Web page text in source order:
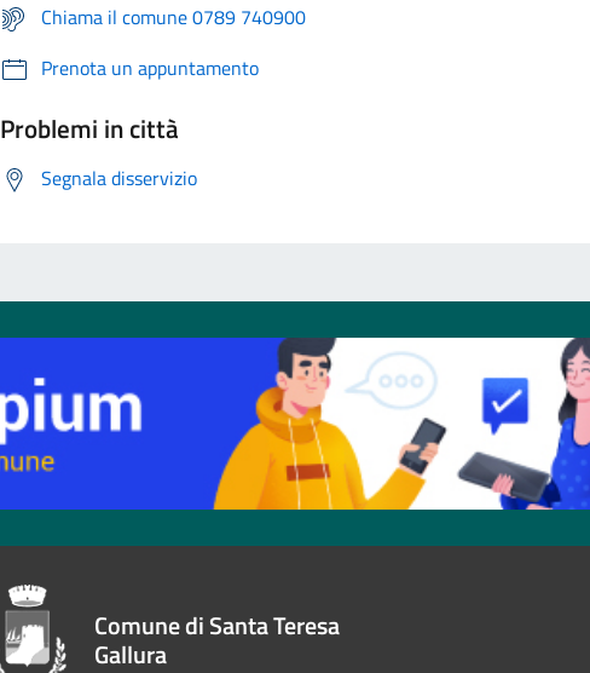
Chiama il comune 0789 740900
Prenota un appuntamento
Problemi in città
Segnala disservizio
Comune di Santa Teresa
Gallura